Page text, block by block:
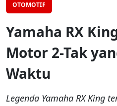
OTOMOTIF
Yamaha RX
Motor 2-Tak
Waktu
Legenda Yamaha RX King